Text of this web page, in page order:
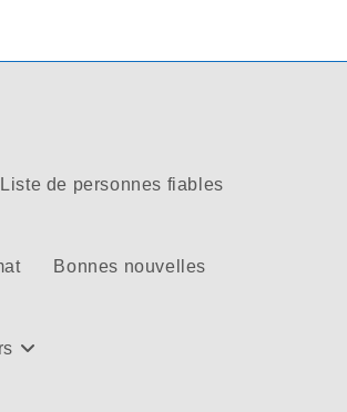
Liste de personnes fiables
Bonnes nouvelles